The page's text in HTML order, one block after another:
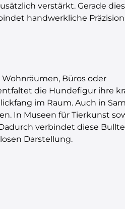
verstärkt. Gerade
handwerkliche
Büros oder
die Hundefigur ihre
im Raum. Auch in
In Museen für Tierkunst
verbindet diese
Darstellung.